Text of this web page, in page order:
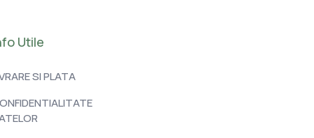
Utile
SI PLATA